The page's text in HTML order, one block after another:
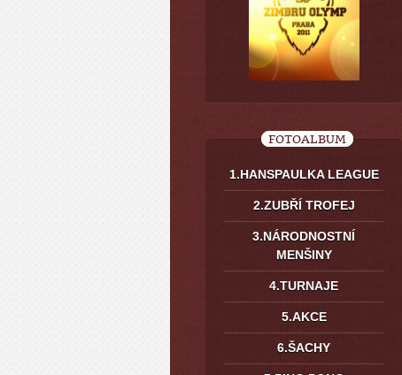
FOTOALBUM
1.HANSPAULKA LEAGUE
2.ZUBŘÍ TROFEJ
3.NÁRODNOSTNÍ
MENŠINY
4.TURNAJE
5.AKCE
6.ŠACHY